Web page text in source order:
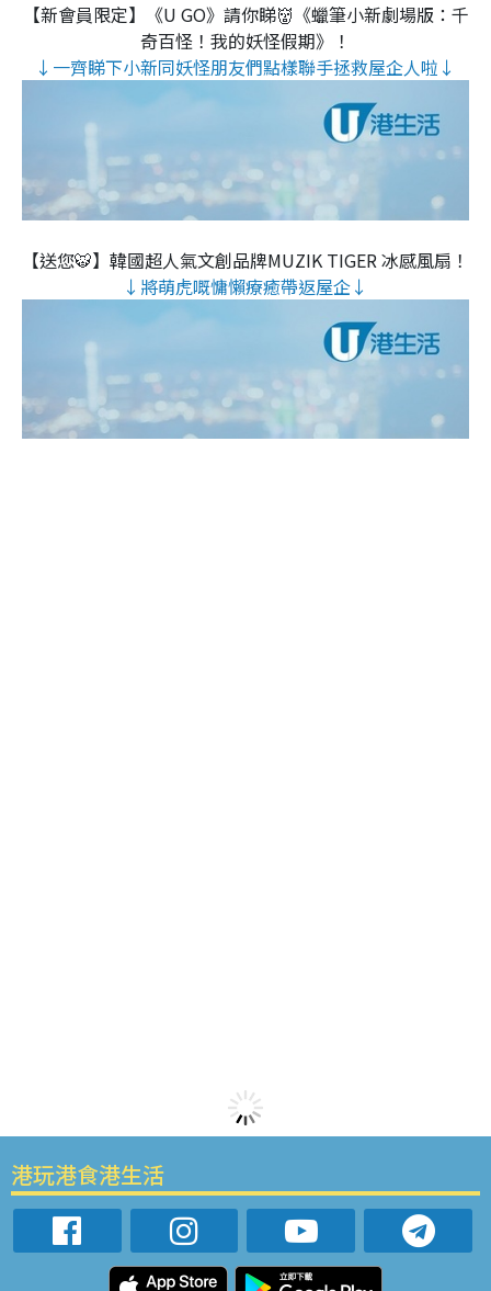
【新會員限定】《U GO》請你睇👹《蠟筆小新劇場版：千
奇百怪！我的妖怪假期》！
↓一齊睇下小新同妖怪朋友們點樣聯手拯救屋企人啦↓
【送您🐯】韓國超人氣文創品牌MUZIK TIGER 冰感風扇！
↓將萌虎嘅慵懶療癒帶返屋企↓
港玩港食港生活